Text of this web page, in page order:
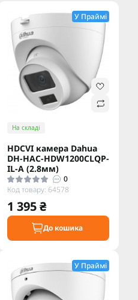
У Праймі
На складі
HDCVI камера Dahua
DH-HAC-HDW1200CLQP-
IL-A (2.8мм)
0
Код товару: 64578
1 395 ₴
До кошика
У Праймі